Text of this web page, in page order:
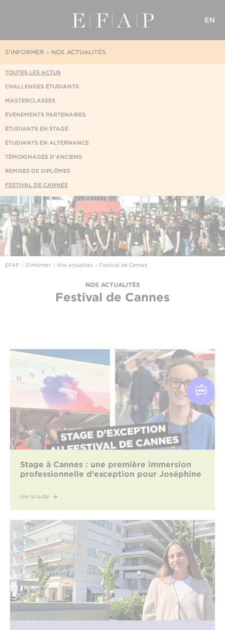
EN
NOS ACTUALITÉS
S'INFORMER
TOUTES LES ACTUS
CHALLENGES ÉTUDIANTS
MASTERCLASSES
ÉVÉNEMENTS PARTENAIRES
ÉTUDIANTS EN STAGE
ÉTUDIANTS EN ALTERNANCE
TÉMOIGNAGES D'ANCIENS
REMISES DE DIPLÔMES
FESTIVAL DE CANNES
EFAP S'informer Nos actualités Festival de Cannes
NOS ACTUALITÉS
Festival de Cannes
Stage à Cannes : une première immersion
professionnelle d’exception pour Joséphine
lire la suite